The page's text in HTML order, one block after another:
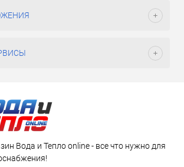
Вода и Тепло online - все что нужно для